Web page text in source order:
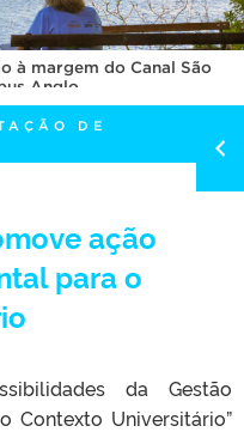
à margem do Canal São
Anglo
DE
ação
para o
da Gestão
Contexto Universitário”